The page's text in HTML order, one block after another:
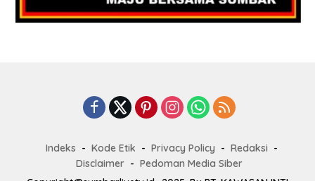
Indeks Kode Etik Privacy Policy
Redaksi
Disclaimer
Pedoman Media Siber